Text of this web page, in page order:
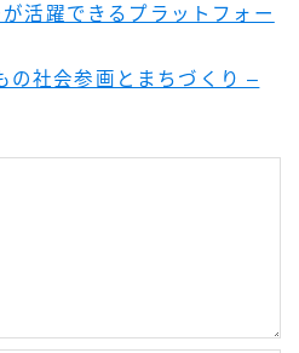
活躍できるプラットフォー
の社会参画とまちづくり –